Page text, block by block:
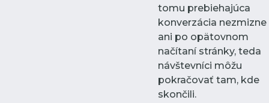
tomu prebiehajúca
konverzácia nezmizne
ani po opätovnom
načítaní stránky, teda
návštevníci môžu
pokračovať tam, kde
skončili.